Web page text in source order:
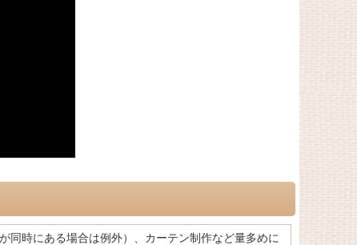
同時にある場合は例外）、カーテン制作など量多めに